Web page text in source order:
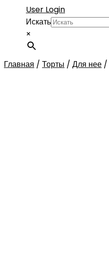
User Login
Искать
×
Главная / Торты / Для нее /